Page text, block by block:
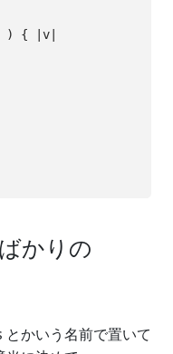
{ |v|
かりの
かいう名前で置いて